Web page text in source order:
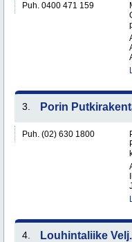
Puh. 0400 471 159
3. Porin
Puh. (02) 630 1800
4. Louhintaliike